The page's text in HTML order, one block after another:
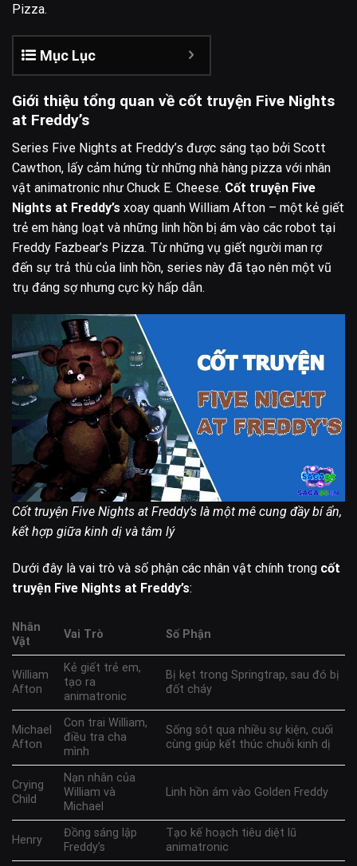
Pizza.
Mục Lục
Giới thiệu tổng quan về cốt truyện Five Nights
at Freddy’s
Series Five Nights at Freddy’s được sáng tạo bởi Scott
Cawthon, lấy cảm hứng từ những nhà hàng pizza với nhân
vật animatronic như Chuck E. Cheese. Cốt truyện Five
Nights at Freddy’s xoay quanh William Afton – một kẻ giết
trẻ em hàng loạt và những linh hồn bị ám vào các robot tại
Freddy Fazbear’s Pizza. Từ những vụ giết người man rợ
đến sự trả thù của linh hồn, series này đã tạo nên một vũ
trụ đáng sợ nhưng cực kỳ hấp dẫn.
Cốt truyện Five Nights at Freddy’s là một mê cung đầy bí ẩn,
kết hợp giữa kinh dị và tâm lý
Dưới đây là vai trò và số phận các nhân vật chính trong cốt
truyện Five Nights at Freddy’s:
Nhân
Vật
Vai Trò Số Phận
William
Afton
Kẻ giết trẻ em,
tạo ra
animatronic
Bị kẹt trong Springtrap, sau đó bị
đốt cháy
Michael
Afton
Con trai William,
điều tra cha
mình
Sống sót qua nhiều sự kiện, cuối
cùng giúp kết thúc chuỗi kinh dị
Crying
Child
Nạn nhân của
William và
Michael
Linh hồn ám vào Golden Freddy
Henry
Đồng sáng lập
Freddy’s
Tạo kế hoạch tiêu diệt lũ
animatronic